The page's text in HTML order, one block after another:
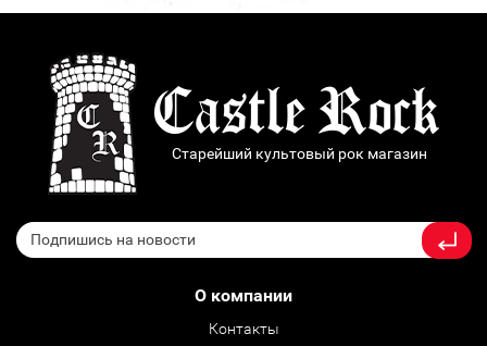
Старейший культовый рок магазин
О компании
Контакты